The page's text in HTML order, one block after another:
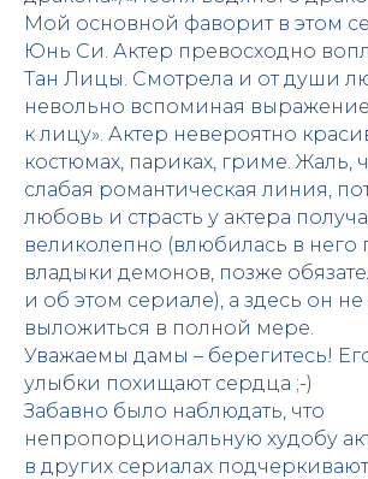
Мой основной фаворит в этом
Юнь Си. Актер превосходно
Тан Лицы. Смотрела и от души
невольно вспоминая
к лицу». Актер невероятно
костюмах, париках, гриме. Жаль,
слабая романтическая линия,
любовь и страсть у актера
великолепно (влюбилась в него
владыки демонов, позже
и об этом сериале), а здесь он
выложиться в полной мере.
Уважаемы дамы – берегитесь!
улыбки похищают сердца ;-)
Забавно было наблюдать, что
непропорциональную худобу
в других сериалах